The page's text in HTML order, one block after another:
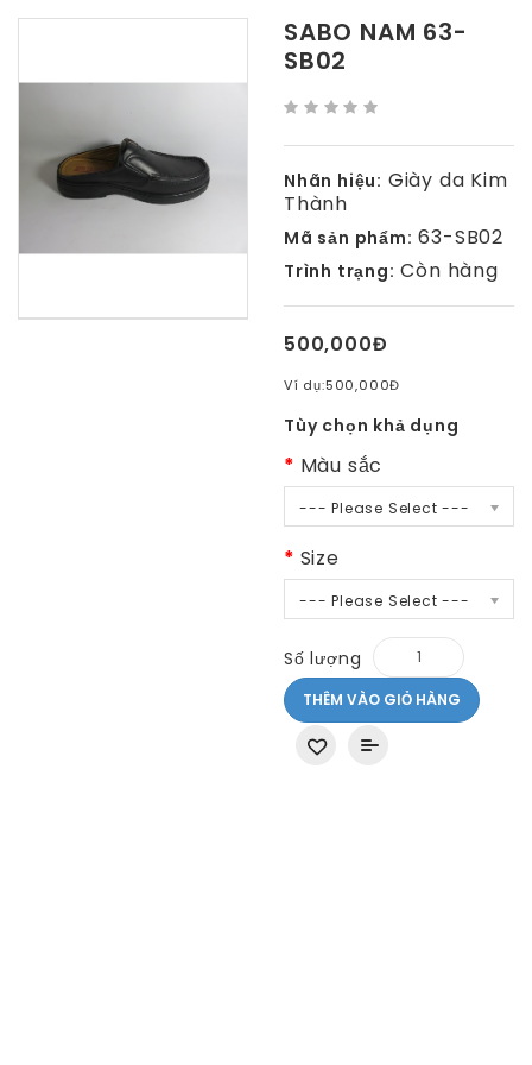
SABO NAM 63-
SB02
Nhãn hiệu: Giày da Kim
Thành
Mã sản phẩm: 63-SB02
Trình trạng: Còn hàng
500,000Đ
Ví dụ:500,000Đ
Tùy chọn khả dụng
Màu sắc
--- Please Select ---
Size
--- Please Select ---
Số lượng
THÊM VÀO GIỎ HÀNG